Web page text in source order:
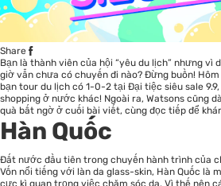
Share
Bạn là thành viên của hội “yêu du lịch” nhưng vì
giờ vẫn chưa có chuyến đi nào? Đừng buồn!
bạn tour du lịch có 1-0-2 tại Đại tiệc siêu sale 9.9
shopping ở nước khác! Ngoài ra, Watsons cũng
quà bất ngờ ở cuối bài viết, cùng đọc tiếp để
Hàn Quốc
Đất nước đầu tiên trong chuyến hành trình của
Vốn nổi tiếng với làn da glass-skin, Hàn Quốc là